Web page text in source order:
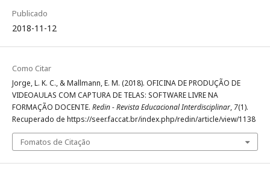
Publicado
2018-11-12
Como Citar
Jorge, L. K. C., & Mallmann, E. M. (2018). OFICINA DE PRODUÇÃO DE
VIDEOAULAS COM CAPTURA DE TELAS: SOFTWARE LIVRE NA
FORMAÇÃO DOCENTE. Redin - Revista Educacional Interdisciplinar, 7(1).
Recuperado de https://seer.faccat.br/index.php/redin/article/view/1138
Fomatos de Citação